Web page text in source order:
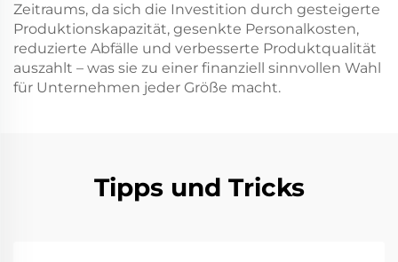
Zeitraums, da sich die Investition durch gesteigerte
Produktionskapazität, gesenkte Personalkosten,
reduzierte Abfälle und verbesserte Produktqualität
auszahlt – was sie zu einer finanziell sinnvollen Wahl
für Unternehmen jeder Größe macht.
Tipps und Tricks